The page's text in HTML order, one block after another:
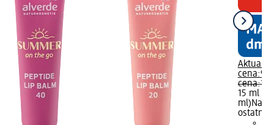
Aktualna
cena:
cena:
15 ml
ml)